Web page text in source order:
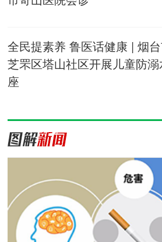
全民提素养 鲁医话健康 | 烟
芝罘区塔山社区开展儿童防
座